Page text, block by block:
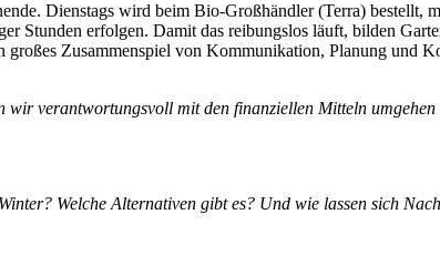
Dienstags wird beim Bio-Großhändler (Terra) bestellt,
Stunden erfolgen. Damit das reibungslos läuft, bilden
großes Zusammenspiel von Kommunikation, Planung und
verantwortungsvoll mit den finanziellen Mitteln
Welche Alternativen gibt es? Und wie lassen sich